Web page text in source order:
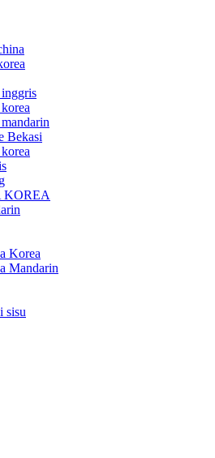
inggris
Bekasi
KOREA
Korea
Mandarin
sisu